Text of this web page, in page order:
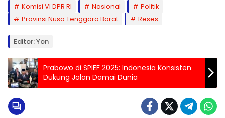
Komisi VI DPR RI
Nasional
Politik
Provinsi Nusa Tenggara Barat
Reses
Editor: Yon
Prabowo di SPIEF 2025: Indonesia Konsisten
Dukung Jalan Damai Dunia